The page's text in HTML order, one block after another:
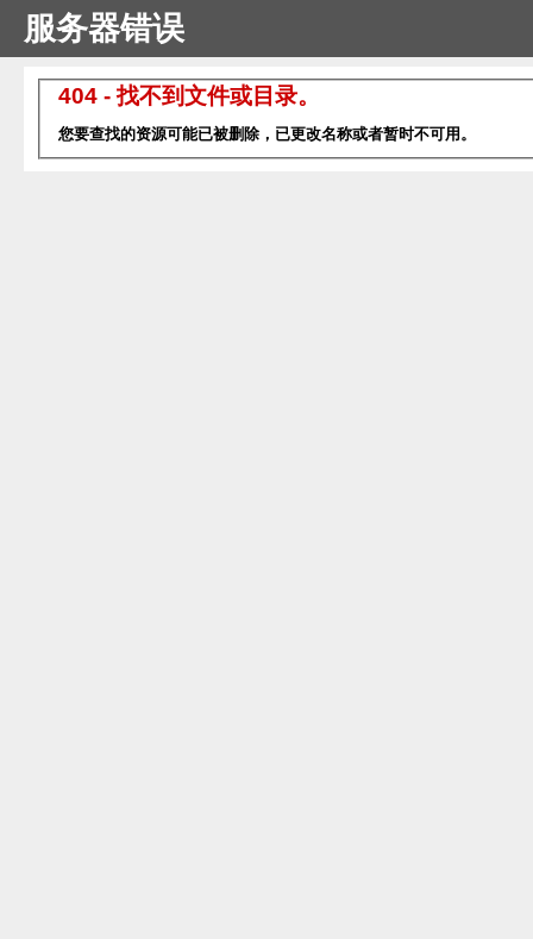
服务器错误
404 - 找不到文件或目录。
您要查找的资源可能已被删除，已更改名称或者暂时不可用。